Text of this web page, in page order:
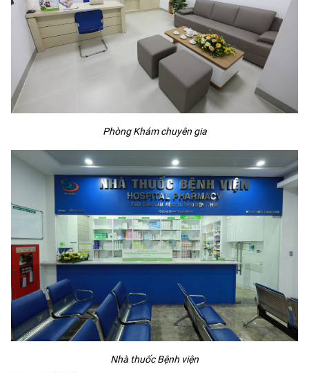
Phòng Khám chuyên gia
Nhà thuốc Bệnh viện